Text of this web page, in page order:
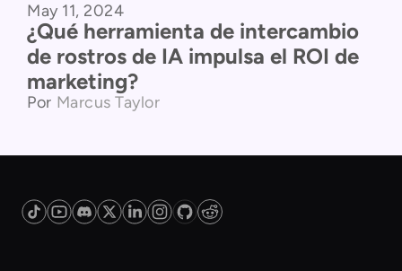
May 11, 2024
¿Qué herramienta de intercambio
de rostros de IA impulsa el ROI de
marketing?
Por Marcus Taylor